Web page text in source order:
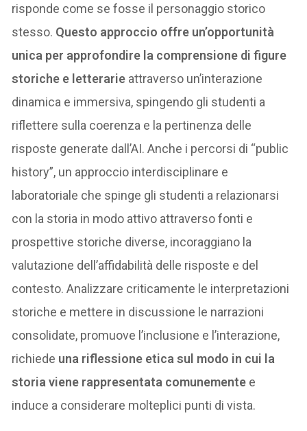
risponde come se fosse il personaggio storico
stesso. Questo approccio offre un’opportunità
unica per approfondire la comprensione di figure
storiche e letterarie attraverso un’interazione
dinamica e immersiva, spingendo gli studenti a
riflettere sulla coerenza e la pertinenza delle
risposte generate dall’AI. Anche i percorsi di “public
history”, un approccio interdisciplinare e
laboratoriale che spinge gli studenti a relazionarsi
con la storia in modo attivo attraverso fonti e
prospettive storiche diverse, incoraggiano la
valutazione dell’affidabilità delle risposte e del
contesto. Analizzare criticamente le interpretazioni
storiche e mettere in discussione le narrazioni
consolidate, promuove l’inclusione e l’interazione,
richiede una riflessione etica sul modo in cui la
storia viene rappresentata comunemente e
induce a considerare molteplici punti di vista.